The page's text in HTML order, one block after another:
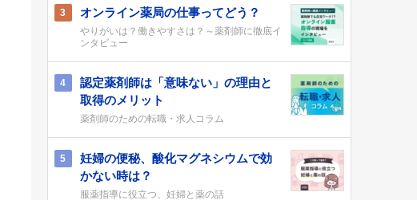
3 オンライン薬局の仕事ってどう？
やりがいは？働きやすさは？～薬剤師に徹底イ
ンタビュー
4
認定薬剤師は「意味ない」の理由と
取得のメリット
薬剤師のための転職・求人コラム
5
妊婦の便秘、酸化マグネシウムで効
かない時は？
服薬指導に役立つ、妊婦と薬の話